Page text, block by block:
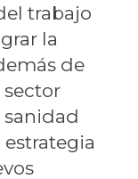
trabajo
la
de